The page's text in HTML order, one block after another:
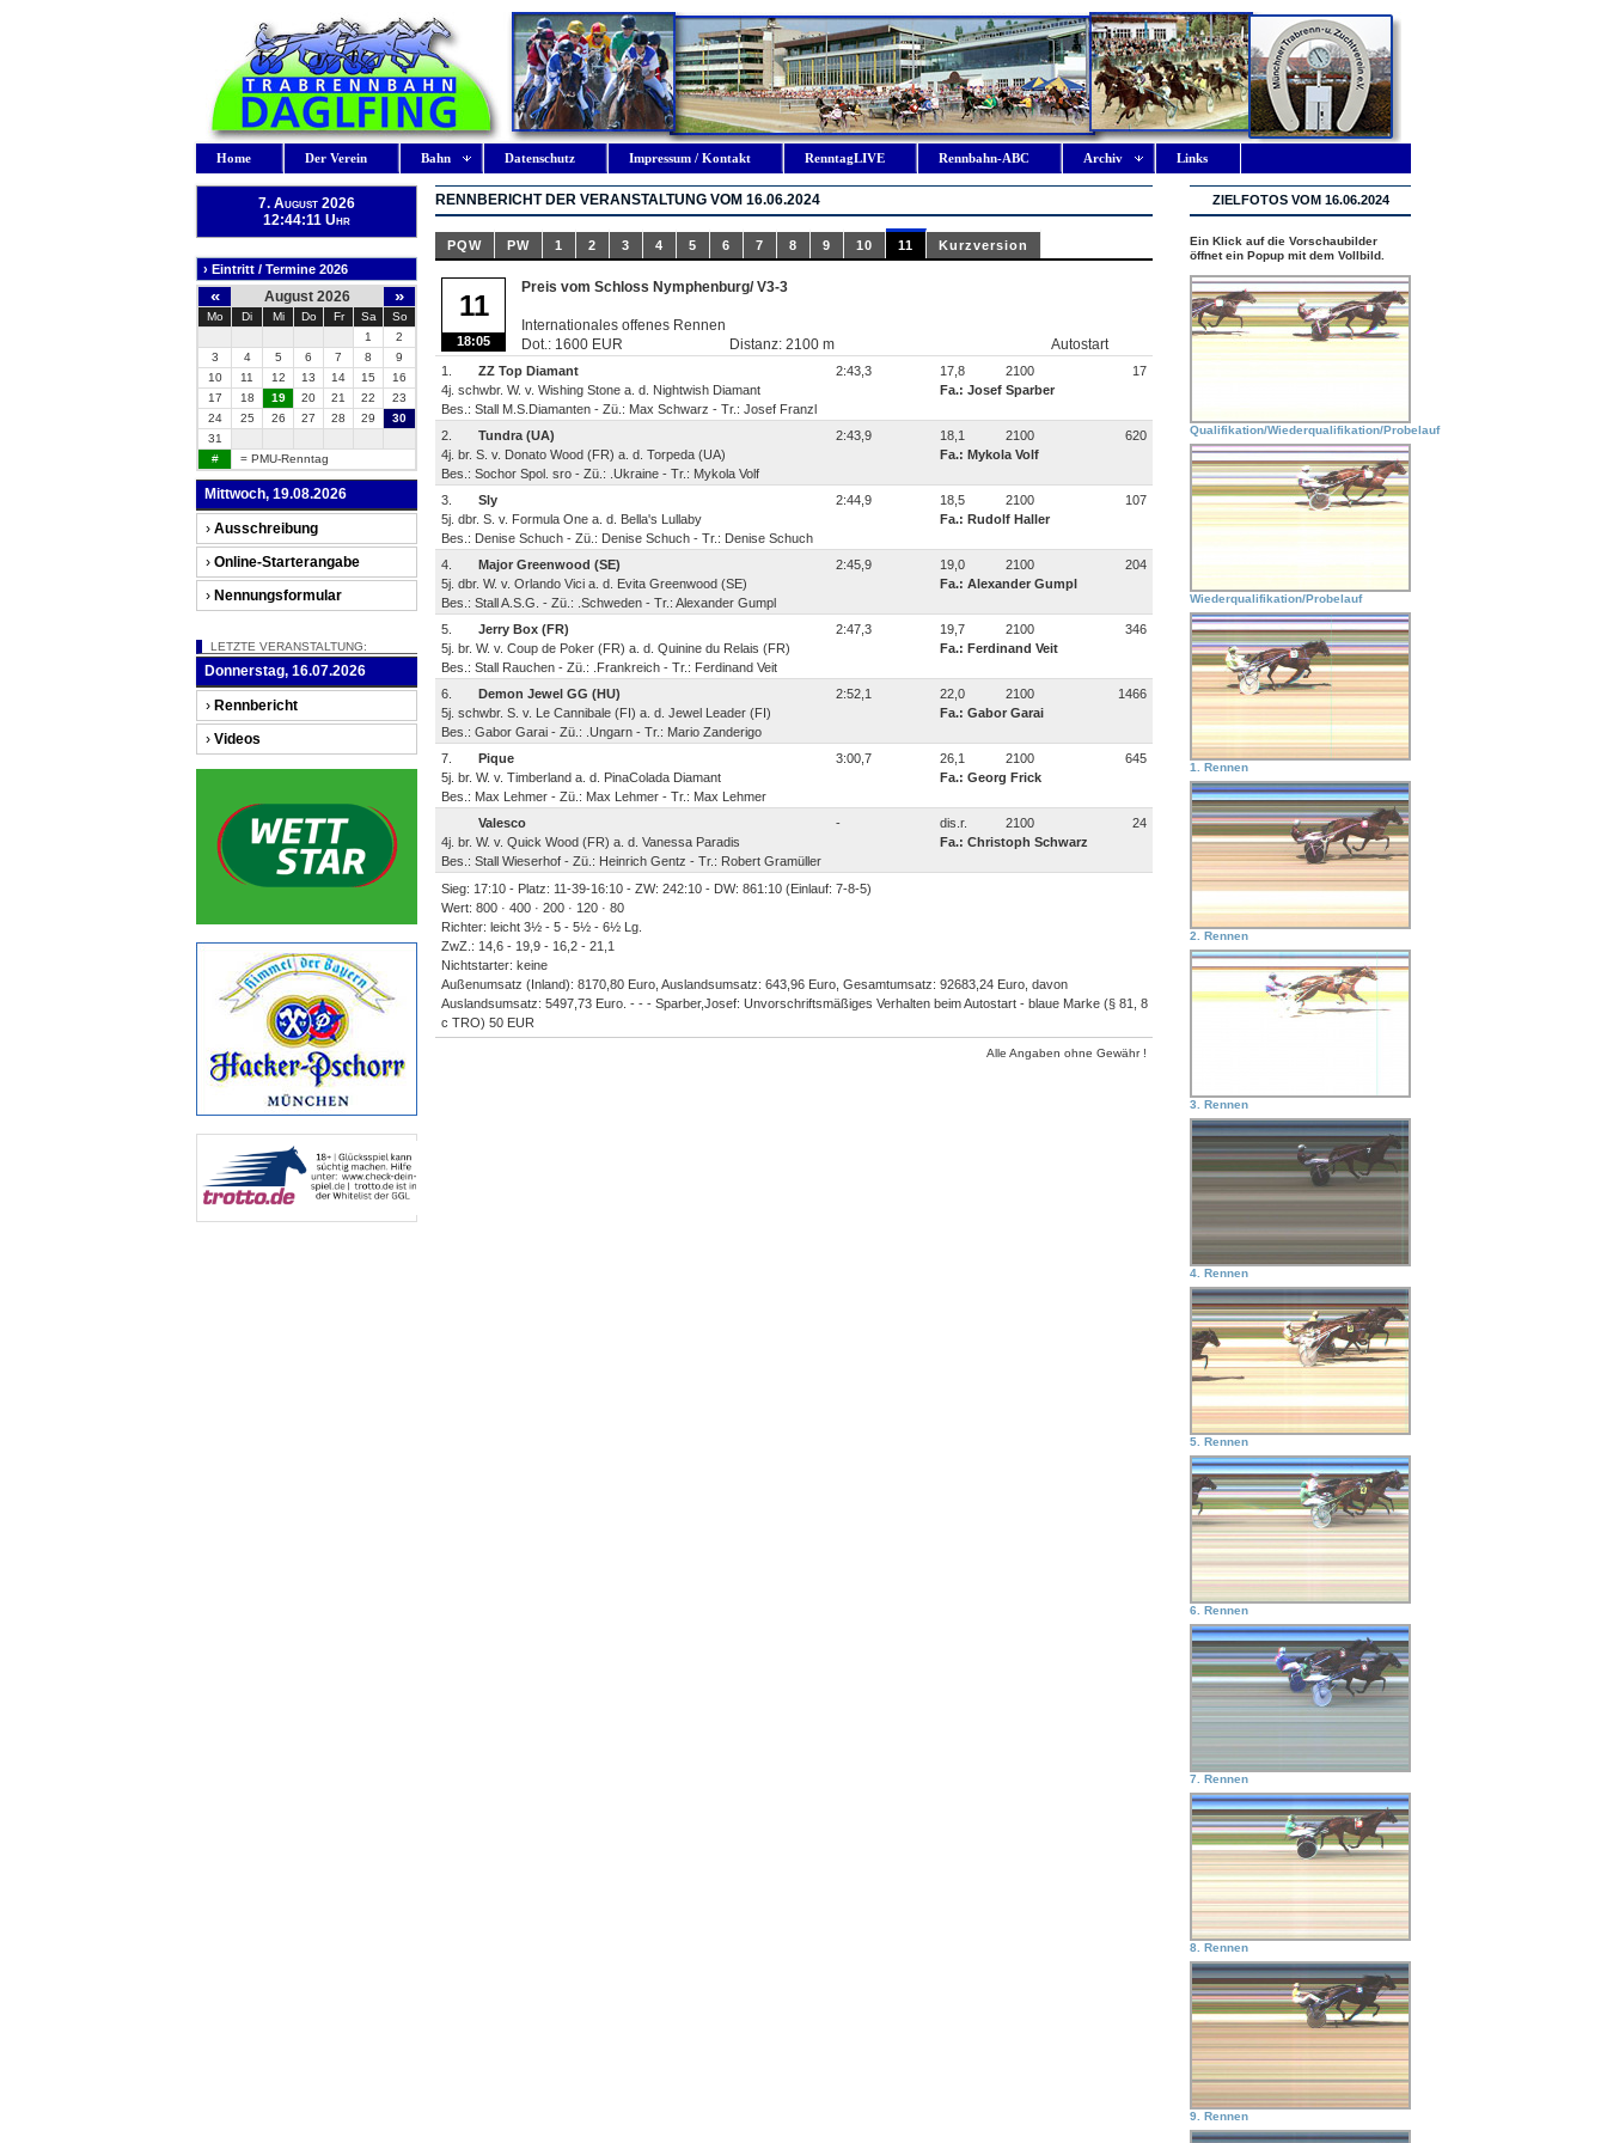
Home Der Verein Bahn Datenschutz Impressum / Kontakt RenntagLIVE Rennbahn-ABC Archiv Links
7. August 2026
12:44:12 Uhr
› Eintritt / Termine 2026
« August 2026 »
Mo Di Mi Do Fr Sa
So
1
2
3
4 5 6 7 8
9
10
11 12 13 14 15
16
17
18 19 20 21 22
23
24
25 26 27 28 29
30
31
#
= PMU-Renntag
Mittwoch, 19.08.2026
› Ausschreibung
› Online-Starterangabe
› Nennungsformular
LETZTE VERANSTALTUNG:
Donnerstag, 16.07.2026
› Rennbericht
› Videos
RENNBERICHT DER VERANSTALTUNG VOM 16.06.2024
PQW PW 1 2 3 4 5 6 7 8 9 10 11 Kurzversion
11
18:05
Preis vom Schloss Nymphenburg/ V3-3
Internationales offenes Rennen
Dot.: 1600 EUR
Distanz: 2100 m Autostart
1. ZZ Top Diamant 2:43,3 17,8 2100
17
4j. schwbr. W. v. Wishing Stone a. d. Nightwish Diamant
Fa.: Josef Sparber
Bes.: Stall M.S.Diamanten - Zü.: Max Schwarz - Tr.: Josef Franzl
2.
Tundra (UA) 2:43,9 18,1 2100
620
4j. br. S. v. Donato Wood (FR) a. d. Torpeda (UA)
Fa.: Mykola Volf
Bes.: Sochor Spol. sro - Zü.: .Ukraine - Tr.: Mykola Volf
3.
Sly 2:44,9 18,5 2100
107
5j. dbr. S. v. Formula One a. d. Bella's Lullaby
Fa.: Rudolf Haller
Bes.: Denise Schuch - Zü.: Denise Schuch - Tr.: Denise Schuch
4.
Major Greenwood (SE) 2:45,9 19,0 2100
204
5j. dbr. W. v. Orlando Vici a. d. Evita Greenwood (SE)
Fa.: Alexander Gumpl
Bes.: Stall A.S.G. - Zü.: .Schweden - Tr.: Alexander Gumpl
5.
Jerry Box (FR) 2:47,3 19,7 2100
346
5j. br. W. v. Coup de Poker (FR) a. d. Quinine du Relais (FR)
Fa.: Ferdinand Veit
Bes.: Stall Rauchen - Zü.: .Frankreich - Tr.: Ferdinand Veit
6.
Demon Jewel GG (HU) 2:52,1 22,0 2100
1466
5j. schwbr. S. v. Le Cannibale (FI) a. d. Jewel Leader (FI)
Fa.: Gabor Garai
Bes.: Gabor Garai - Zü.: .Ungarn - Tr.: Mario Zanderigo
7.
Pique 3:00,7 26,1 2100
645
5j. br. W. v. Timberland a. d. PinaColada Diamant
Fa.: Georg Frick
Bes.: Max Lehmer - Zü.: Max Lehmer - Tr.: Max Lehmer
Valesco
- dis.r. 2100
24
4j. br. W. v. Quick Wood (FR) a. d. Vanessa Paradis
Fa.: Christoph Schwarz
Bes.: Stall Wieserhof - Zü.: Heinrich Gentz - Tr.: Robert Gramüller
Sieg: 17:10 - Platz: 11-39-16:10 - ZW: 242:10 - DW: 861:10 (Einlauf: 7-8-5)
Wert: 800 · 400 · 200 · 120 · 80
Richter: leicht 3½ - 5 - 5½ - 6½ Lg.
ZwZ.: 14,6 - 19,9 - 16,2 - 21,1
Nichtstarter: keine
Außenumsatz (Inland): 8170,80 Euro, Auslandsumsatz: 643,96 Euro, Gesamtumsatz: 92683,24 Euro, davon
Auslandsumsatz: 5497,73 Euro. - - - Sparber,Josef: Unvorschriftsmäßiges Verhalten beim Autostart - blaue Marke (§ 81, 8
c TRO) 50 EUR
Alle Angaben ohne Gewähr !
ZIELFOTOS VOM 16.06.2024
Ein Klick auf die Vorschaubilder
öffnet ein Popup mit dem Vollbild.
Qualifikation/Wiederqualifikation/Probelauf
Wiederqualifikation/Probelauf
1. Rennen
2. Rennen
3. Rennen
4. Rennen
5. Rennen
6. Rennen
7. Rennen
8. Rennen
9. Rennen